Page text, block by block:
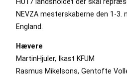
NEVZA mesterskaberne den 1-3.
England.
Hævere
MartinHjuler, Ikast KFUM
Rasmus Mikelsons, Gentofte